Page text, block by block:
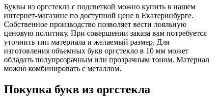
Буквы из оргстекла с подсветкой можно купить в нашем
интернет-магазине по доступной цене в Екатеринбурге.
Собственное производство позволяет вести лояльную
ценовую политику. При совершении заказа вам потребуется
уточнить тип материала и желаемый размер. Для
изготовления объемных букв оргстекло в 10 мм может
обладать полупрозрачным или прозрачным тоном. Материал
можно комбинировать с металлом.
Покупка букв из оргстекла